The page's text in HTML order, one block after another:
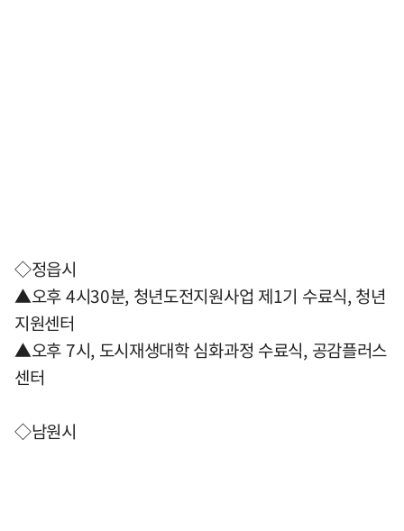
◇정읍시
▲오후 4시30분, 청년도전지원사업 제1기 수료식, 청년
지원센터
▲오후 7시, 도시재생대학 심화과정 수료식, 공감플러스
센터
◇남원시